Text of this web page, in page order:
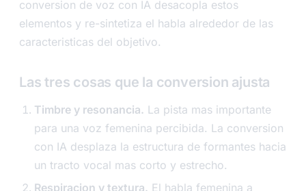
conversion de voz con IA desacopla estos
elementos y re-sintetiza el habla alrededor de las
caracteristicas del objetivo.
Las tres cosas que la conversion ajusta
Timbre y resonancia. La pista mas importante
para una voz femenina percibida. La conversion
con IA desplaza la estructura de formantes hacia
un tracto vocal mas corto y estrecho.
Respiracion y textura. El habla femenina a